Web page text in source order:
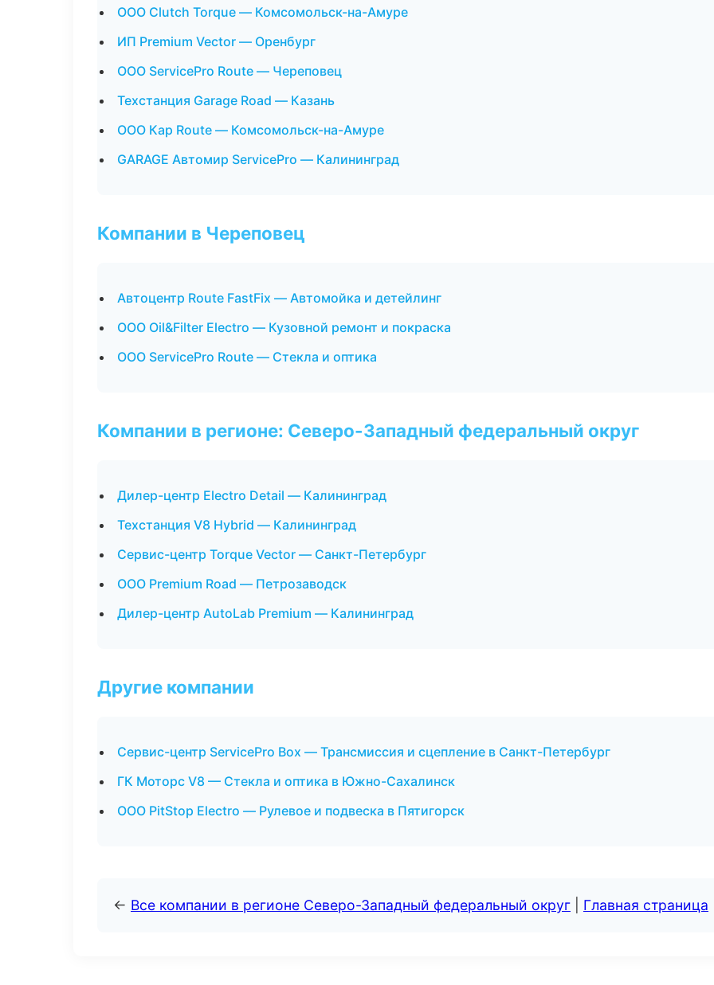
ООО Clutch Torque — Комсомольск-на-Амуре
ИП Premium Vector — Оренбург
ООО ServicePro Route — Череповец
Техстанция Garage Road — Казань
ООО Кар Route — Комсомольск-на-Амуре
GARAGE Автомир ServicePro — Калининград
Компании в Череповец
Автоцентр Route FastFix — Автомойка и детейлинг
ООО Oil&Filter Electro — Кузовной ремонт и покраска
ООО ServicePro Route — Стекла и оптика
Компании в регионе: Северо-Западный федеральный округ
Дилер-центр Electro Detail — Калининград
Техстанция V8 Hybrid — Калининград
Сервис-центр Torque Vector — Санкт-Петербург
ООО Premium Road — Петрозаводск
Дилер-центр AutoLab Premium — Калининград
Другие компании
Сервис-центр ServicePro Box — Трансмиссия и сцепление в Санкт-Петербург
ГК Моторс V8 — Стекла и оптика в Южно-Сахалинск
ООО PitStop Electro — Рулевое и подвеска в Пятигорск
← Все компании в регионе Северо-Западный федеральный округ Главная страница